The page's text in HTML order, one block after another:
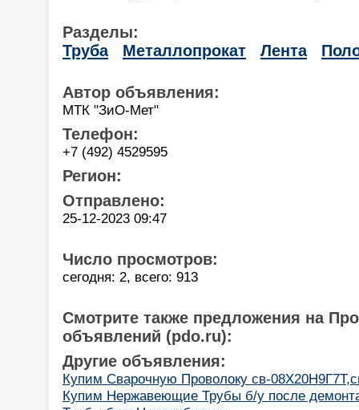
Разделы:
Труба
Металлопрокат Лента
Автор объявления:
МТК "ЗиО-Мет"
Телефон:
+7 (492) 4529595
Регион:
Отправлено:
25-12-2023 09:47
Число просмотров:
сегодня: 2, всего: 913
Смотрите также предложения на
объявлений (pdo.ru):
Другие объявления:
Купим Сварочную Проволоку св-
Купим Нержавеющие Трубы б/у после